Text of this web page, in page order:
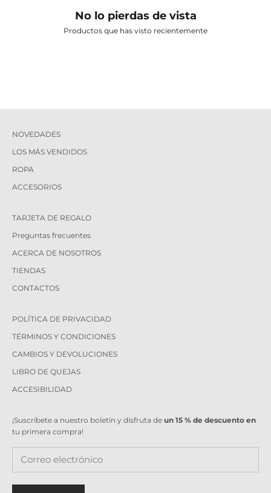
No lo pierdas de vista
Productos que has visto recientemente
NOVEDADES
LOS MÁS VENDIDOS
ROPA
ACCESORIOS
TARJETA DE REGALO
Preguntas frecuentes
ACERCA DE NOSOTROS
TIENDAS
CONTACTOS
POLÍTICA DE PRIVACIDAD
TÉRMINOS Y CONDICIONES
CAMBIOS Y DEVOLUCIONES
LIBRO DE QUEJAS
ACCESIBILIDAD
¡Suscríbete a nuestro boletín y disfruta de un 15 % de descuento en
tu primera compra!